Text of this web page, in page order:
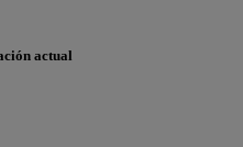
actual